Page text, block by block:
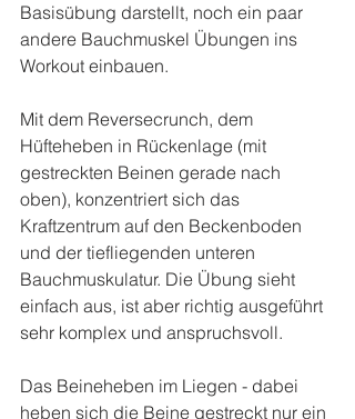
Basisübung darstellt, noch ein paar
andere Bauchmuskel Übungen ins
Workout einbauen.
Mit dem Reversecrunch, dem
Hüfteheben in Rückenlage (mit
gestreckten Beinen gerade nach
oben), konzentriert sich das
Kraftzentrum auf den Beckenboden
und der tiefliegenden unteren
Bauchmuskulatur. Die Übung sieht
einfach aus, ist aber richtig ausgeführt
sehr komplex und anspruchsvoll.
Das Beineheben im Liegen - dabei
heben sich die Beine gestreckt nur ein